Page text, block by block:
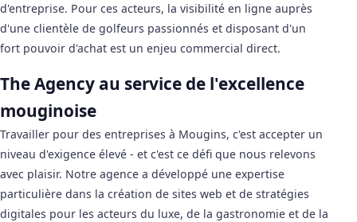
d'entreprise. Pour ces acteurs, la visibilité en ligne auprès
d'une clientèle de golfeurs passionnés et disposant d'un
fort pouvoir d'achat est un enjeu commercial direct.
The Agency au service de l'excellence
mouginoise
Travailler pour des entreprises à Mougins, c'est accepter un
niveau d'exigence élevé - et c'est ce défi que nous relevons
avec plaisir. Notre agence a développé une expertise
particulière dans la création de sites web et de stratégies
digitales pour les acteurs du luxe, de la gastronomie et de la